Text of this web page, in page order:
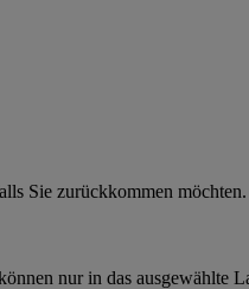
Sie zurückkommen möchten.
nur in das ausgewählte